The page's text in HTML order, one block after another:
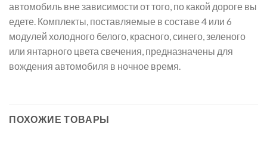
автомобиль вне зависимости от того, по какой дороге вы
едете. Комплекты, поставляемые в составе 4 или 6
модулей холодного белого, красного, синего, зеленого
или янтарного цвета свечения, предназначены для
вождения автомобиля в ночное время.
ПОХОЖИЕ ТОВАРЫ